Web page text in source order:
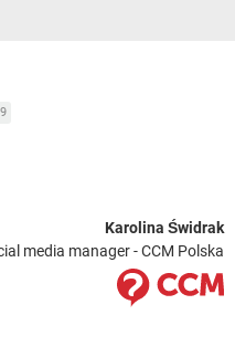
Karolina Świdrak
media manager - CCM Polska